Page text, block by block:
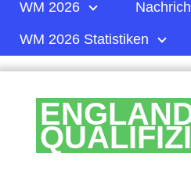
WM 2026
WM 2026 Statistiken